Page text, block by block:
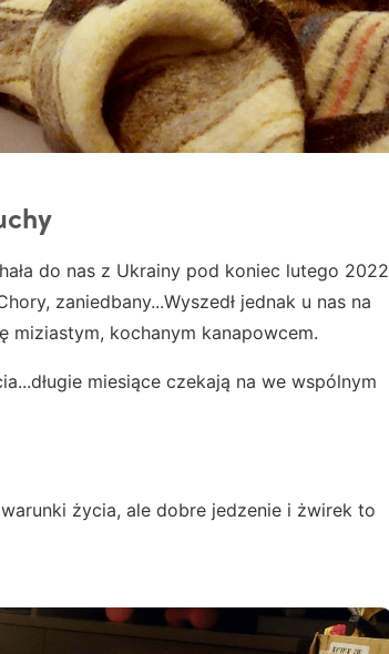
do nas z Ukrainy pod koniec lutego 2022
zaniedbany...Wyszedł jednak u nas na
miziastym, kochanym kanapowcem.
miesiące czekają na we wspólnym
życia, ale dobre jedzenie i żwirek to